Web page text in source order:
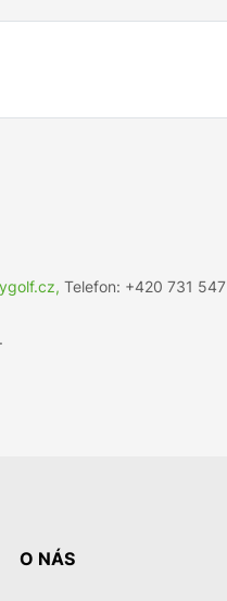
Telefon: +420 731 547
O NÁS